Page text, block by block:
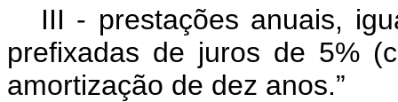
III - prestações anuais,
prefixadas de juros de 5%
amortização de dez anos.”